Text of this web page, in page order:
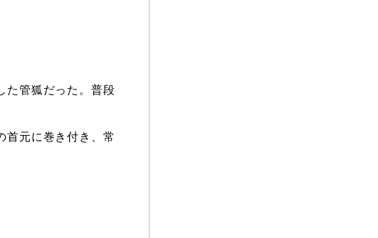
た管狐だった。普段
元に巻き付き、常